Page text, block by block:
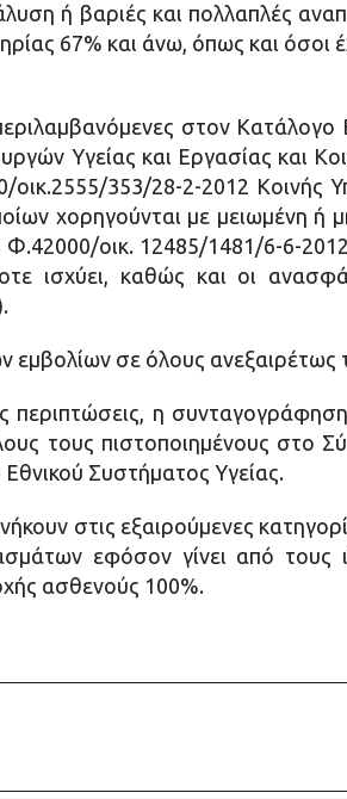
ή βαριές και πολλαπλές
67% και άνω, όπως και
στον
Υγείας και Εργασίας και
οικ.2555/353/28-2-2012
χορηγούνται με μειωμένη ή
Φ.42000/οικ. 12485/1481/6-6-
ισχύει, καθώς και οι
σε όλους ανεξαιρέτως
περιπτώσεις, η
τους πιστοποιημένους στο
Συστήματος Υγείας.
στις εξαιρούμενες
εφόσον γίνει από τους
ασθενούς 100%.